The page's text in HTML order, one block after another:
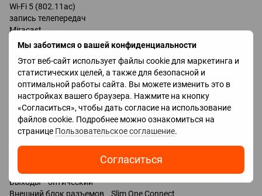
Мы заботимся о вашей конфиденциальности
Этот веб-сайт использует файлы cookie для маркетинга и
статистических целей, а также для безопасной и
оптимальной работы сайта. Вы можете изменить это в
настройках вашего браузера. Нажмите на кнопку
«Согласиться», чтобы дать согласие на использование
файлов cookie. Подробнее можно ознакомиться на
странице Пользовательское соглашение.
Согласиться
Wi-Fi 5 (802.11ac)
запись телепередач
Miracast
Bluetooth v 5.2
управление голосом
Amazon Alexa
Google Assistant
Bixby
Разъемы
Входы USB 4 шт / 3x USB-A, 1x USB-C /
LAN
HDMI 4 шт
Технологии HDMI VRR, ALLM, CEC, eARC
Выходы оптический
Внешний блок разъемов Slim One Connect